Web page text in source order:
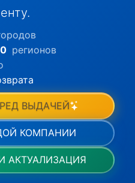
регионов
ВЫДАЧЕЙ
КОМПАНИИ
АКТУАЛИЗАЦИЯ